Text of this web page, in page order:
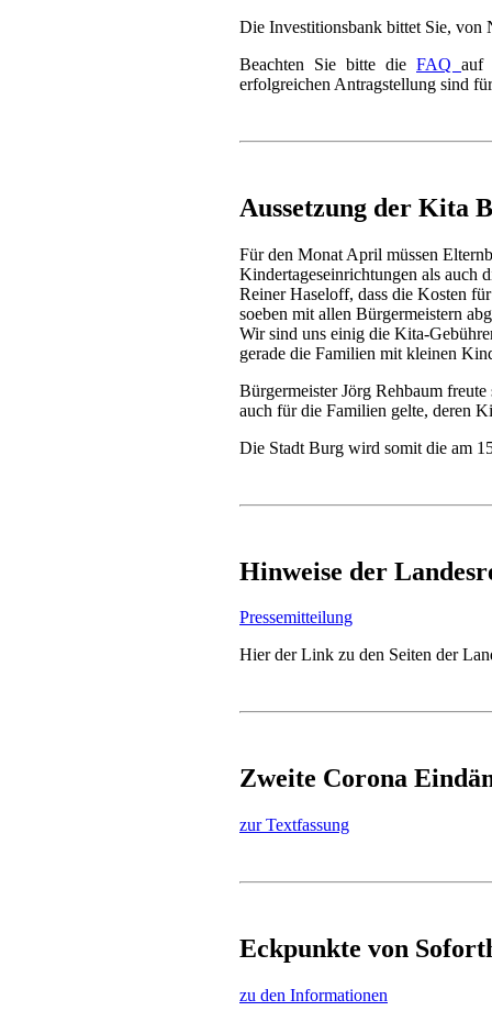
Die Investitionsbank bittet Sie, von
Beachten Sie bitte die FAQ auf
erfolgreichen Antragstellung sind
Aussetzung der Kita
Für den Monat April müssen
Kindertageseinrichtungen als auch
Reiner Haseloff, dass die Kosten
soeben mit allen Bürgermeistern
Wir sind uns einig die Kita-
gerade die Familien mit kleinen
Bürgermeister Jörg Rehbaum
auch für die Familien gelte, deren
Die Stadt Burg wird somit die am
Hinweise der
Pressemitteilung
Hier der Link zu den Seiten der
Zweite Corona
zur Textfassung
Eckpunkte von
zu den Informationen